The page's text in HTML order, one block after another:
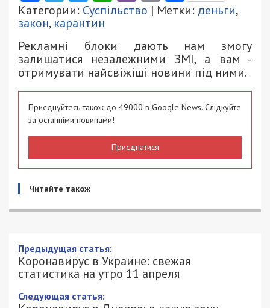
Категории: Суспільство | Метки: деньги,
закон, карантин
Рекламні блоки дають нам змогу
залишатися незалежними ЗМІ, а вам -
отримувати найсвіжіші новини під ними.
Приєднуйтесь також до 49000 в Google News. Слідкуйте
за останніми новинами!
Приєднатися
Читайте також
Коронавирус в Украине: cвежая
статистика на утро 11 апреля
11/04/2021 - 9:07
ЕКАТЕРИНА ШВЕЦ - СПЕЦИАЛЬНО